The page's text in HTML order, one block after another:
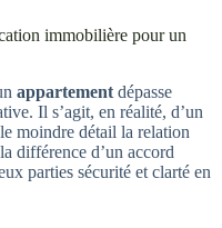
immobilière pour un
appartement dépasse
Il s’agit, en réalité, d’un
moindre détail la relation
différence d’un accord
parties sécurité et clarté en